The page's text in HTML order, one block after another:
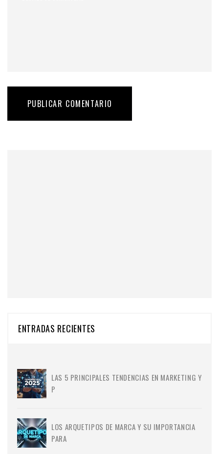
PUBLICAR COMENTARIO
ENTRADAS RECIENTES
LAS 5 PRINCIPALES TENDENCIAS EN MARKETING Y
P
LOS ARQUETIPOS DE MARCA Y SU IMPORTANCIA
PARA